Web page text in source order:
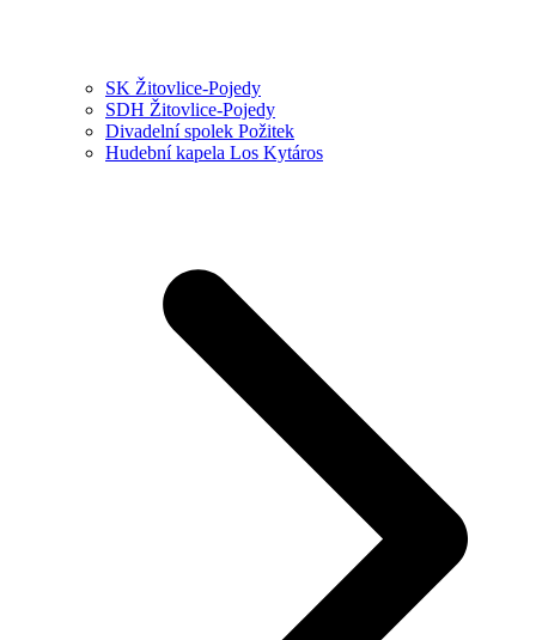
SK Žitovlice-Pojedy
SDH Žitovlice-Pojedy
Divadelní spolek Požitek
Hudební kapela Los Kytáros